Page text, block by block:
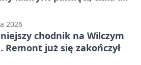
2026
chodnik na Wilczym
Remont już się zakończył